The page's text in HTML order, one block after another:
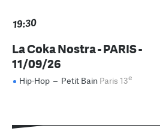
19:30
La Coka Nostra - PARIS -
11/09/26
Hip-Hop – Petit Bain Paris 13e